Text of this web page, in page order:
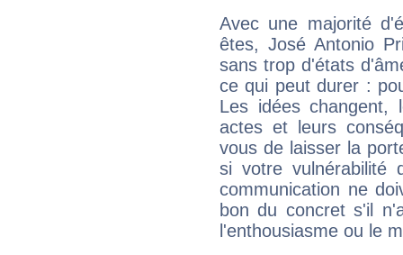
Avec une majorité
êtes, José Antonio
sans trop d'états
ce qui peut durer :
Les idées changent,
actes et leurs
vous de laisser la
si votre vulnérabilité
communication ne
bon du concret s'il
l'enthousiasme ou le